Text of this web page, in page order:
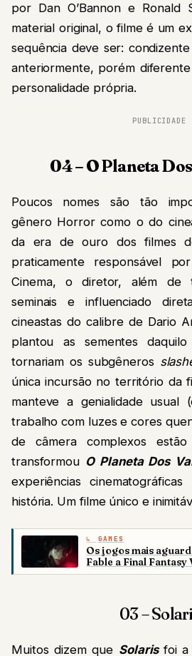
por Dan O’Bannon e Ronald
material original, o filme é um
sequência deve ser:
anteriormente, porém
personalidade própria.
PUBLICIDADE
04 – O Planeta
Poucos nomes são tão
gênero Horror como o do
da era de ouro dos filmes
praticamente responsável
Cinema, o diretor, além de
seminais e influenciado
cineastas do calibre de Dario
plantou as sementes
tornariam os subgêneros
única incursão no território da
manteve a genialidade usual
trabalho com luzes e cores
de câmera complexos
transformou O Planeta Dos
experiências
história. Um filme único e
GAMES
Os jogos mais
Fable a Final
03 –
Muitos dizem que Solarisfoi a